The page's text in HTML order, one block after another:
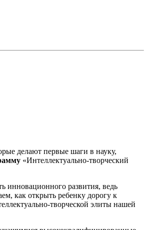
делают первые шаги в науку,
«Интеллектуально-творческий
инновационного развития, ведь
как открыть ребенку дорогу к
творческой элиты нашей